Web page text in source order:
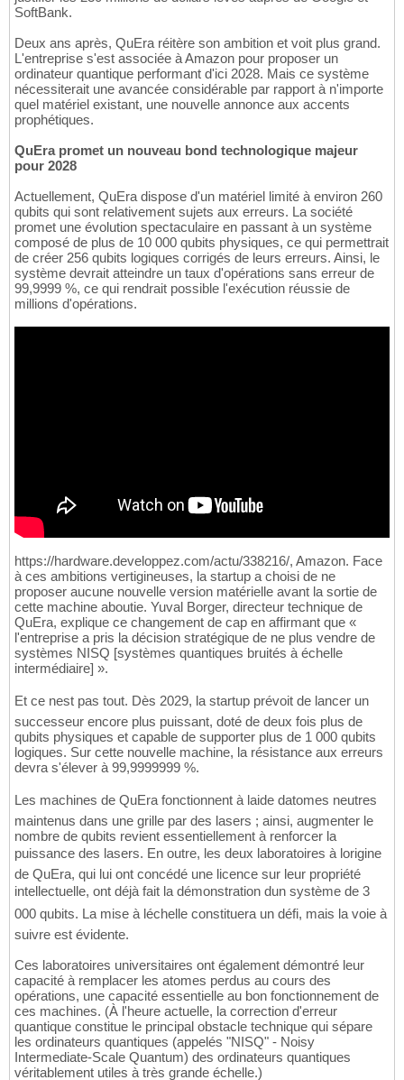
SoftBank.
Deux ans après, QuEra réitère son ambition et voit plus grand.
L'entreprise s'est associée à Amazon pour proposer un
ordinateur quantique performant d'ici 2028. Mais ce système
nécessiterait une avancée considérable par rapport à n'importe
quel matériel existant, une nouvelle annonce aux accents
prophétiques.
QuEra promet un nouveau bond technologique majeur
pour 2028
Actuellement, QuEra dispose d'un matériel limité à environ 260
qubits qui sont relativement sujets aux erreurs. La société
promet une évolution spectaculaire en passant à un système
composé de plus de 10 000 qubits physiques, ce qui permettrait
de créer 256 qubits logiques corrigés de leurs erreurs. Ainsi, le
système devrait atteindre un taux d'opérations sans erreur de
99,9999 %, ce qui rendrait possible l'exécution réussie de
millions d'opérations.
https://hardware.developpez.com/actu/338216/, Amazon. Face
à ces ambitions vertigineuses, la startup a choisi de ne
proposer aucune nouvelle version matérielle avant la sortie de
cette machine aboutie. Yuval Borger, directeur technique de
QuEra, explique ce changement de cap en affirmant que «
l'entreprise a pris la décision stratégique de ne plus vendre de
systèmes NISQ [systèmes quantiques bruités à échelle
intermédiaire] ».
Et ce nest pas tout. Dès 2029, la startup prévoit de lancer un
successeur encore plus puissant, doté de deux fois plus de
qubits physiques et capable de supporter plus de 1 000 qubits
logiques. Sur cette nouvelle machine, la résistance aux erreurs
devra s'élever à 99,9999999 %.
Les machines de QuEra fonctionnent à laide datomes neutres
maintenus dans une grille par des lasers ; ainsi, augmenter le
nombre de qubits revient essentiellement à renforcer la
puissance des lasers. En outre, les deux laboratoires à lorigine
de QuEra, qui lui ont concédé une licence sur leur propriété
intellectuelle, ont déjà fait la démonstration dun système de 3
000 qubits. La mise à léchelle constituera un défi, mais la voie à
suivre est évidente.
Ces laboratoires universitaires ont également démontré leur
capacité à remplacer les atomes perdus au cours des
opérations, une capacité essentielle au bon fonctionnement de
ces machines. (À l'heure actuelle, la correction d'erreur
quantique constitue le principal obstacle technique qui sépare
les ordinateurs quantiques (appelés "NISQ" - Noisy
Intermediate-Scale Quantum) des ordinateurs quantiques
véritablement utiles à très grande échelle.)